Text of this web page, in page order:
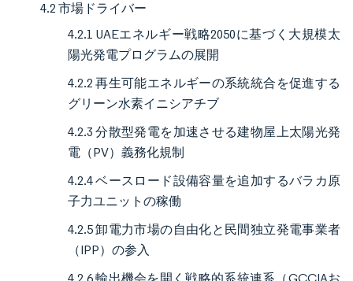
4.2 市場ドライバー
4.2.1 UAEエネルギー戦略2050に基づく大規模太
陽光発電プログラムの展開
4.2.2 再生可能エネルギーの系統統合を促進する
グリーン水素イニシアチブ
4.2.3 分散型発電を加速させる建物屋上太陽光発
電（PV）義務化規制
4.2.4 ベースロード設備容量を追加するバラカ原
子力ユニットの稼働
4.2.5 卸電力市場の自由化と民間独立発電事業者
（IPP）の参入